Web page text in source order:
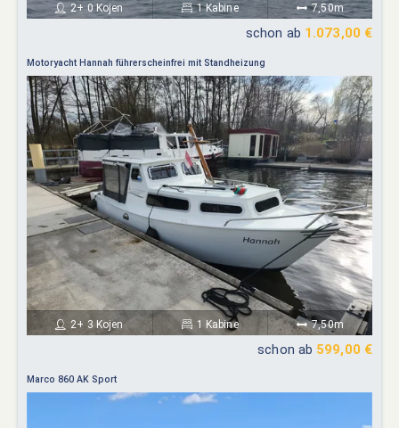
2+ 0 Kojen 1 Kabine 7,50m
schon ab 1.073,00 €
Motoryacht Hannah führerscheinfrei mit Standheizung
2+ 3 Kojen 1 Kabine 7,50m
schon ab 599,00 €
Marco 860 AK Sport